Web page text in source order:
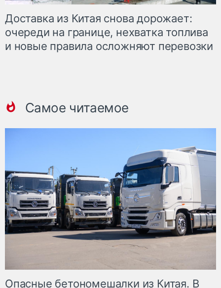
Доставка из Китая снова дорожает:
очереди на границе, нехватка топлива
и новые правила осложняют перевозки
Самое читаемое
Опасные бетономешалки из Китая. В